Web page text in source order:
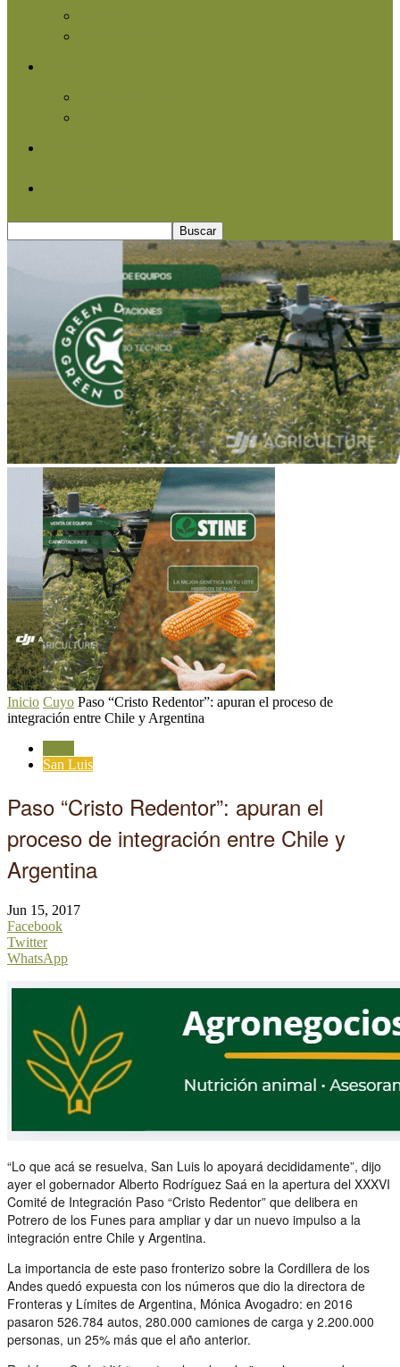
Inicio Cuyo Paso “Cristo Redentor”: apuran el proceso de
integración entre Chile y Argentina
San Luis
Paso “Cristo Redentor”: apuran el
proceso de integración entre Chile y
Argentina
Jun 15, 2017
Facebook
Twitter
WhatsApp
“Lo que acá se resuelva, San Luis lo apoyará decididamente”, dijo
ayer el gobernador Alberto Rodríguez Saá en la apertura del XXXVI
Comité de Integración Paso “Cristo Redentor” que delibera en
Potrero de los Funes para ampliar y dar un nuevo impulso a la
integración entre Chile y Argentina.
La importancia de este paso fronterizo sobre la Cordillera de los
Andes quedó expuesta con los números que dio la directora de
Fronteras y Límites de Argentina, Mónica Avogadro: en 2016
pasaron 526.784 autos, 280.000 camiones de carga y 2.200.000
personas, un 25% más que el año anterior.